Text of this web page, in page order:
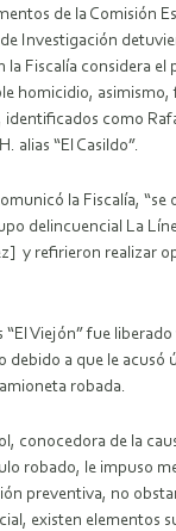
de la Comisión
de Investigación
la Fiscalía considera
homicidio, asimismo,
como
alias “El Casildo”.
la Fiscalía,
delincuencial La
y refirieron realizar
“El Viejón” fue
debido a que le acusó
robada.
conocedora de la
robado, le impuso
preventiva, no
existen elementos